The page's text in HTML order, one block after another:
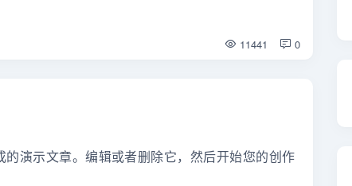
11441 0
演示文章。编辑或者删除它，然后开始您的创作